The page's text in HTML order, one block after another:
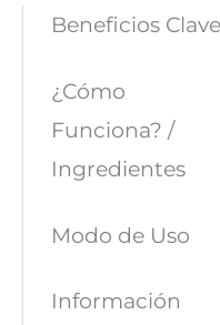
Beneficios Clave
¿Cómo
Funciona? /
Ingredientes
Modo de Uso
Información